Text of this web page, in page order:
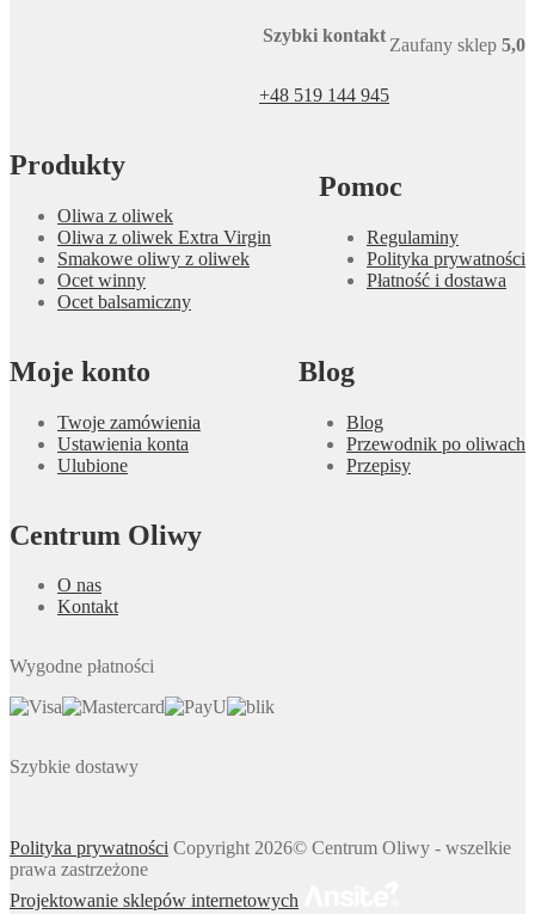
Szybki kontakt
+48 519 144 945
Zaufany sklep 5,0
Produkty
Oliwa z oliwek
Oliwa z oliwek Extra Virgin
Smakowe oliwy z oliwek
Ocet winny
Ocet balsamiczny
Pomoc
Regulaminy
Polityka prywatności
Płatność i dostawa
Moje konto
Twoje zamówienia
Ustawienia konta
Ulubione
Blog
Blog
Przewodnik po oliwach
Przepisy
Centrum Oliwy
O nas
Kontakt
Wygodne płatności
Szybkie dostawy
Polityka prywatności Copyright 2026© Centrum Oliwy - wszelkie
prawa zastrzeżone
Projektowanie sklepów internetowych